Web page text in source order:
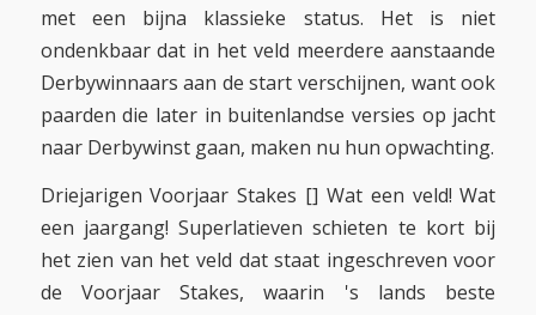
met een bijna klassieke status. Het is niet
ondenkbaar dat in het veld meerdere aanstaande
Derbywinnaars aan de start verschijnen, want ook
paarden die later in buitenlandse versies op jacht
naar Derbywinst gaan, maken nu hun opwachting.
Driejarigen Voorjaar Stakes [] Wat een veld! Wat
een jaargang! Superlatieven schieten te kort bij
het zien van het veld dat staat ingeschreven voor
de Voorjaar Stakes, waarin 's lands beste